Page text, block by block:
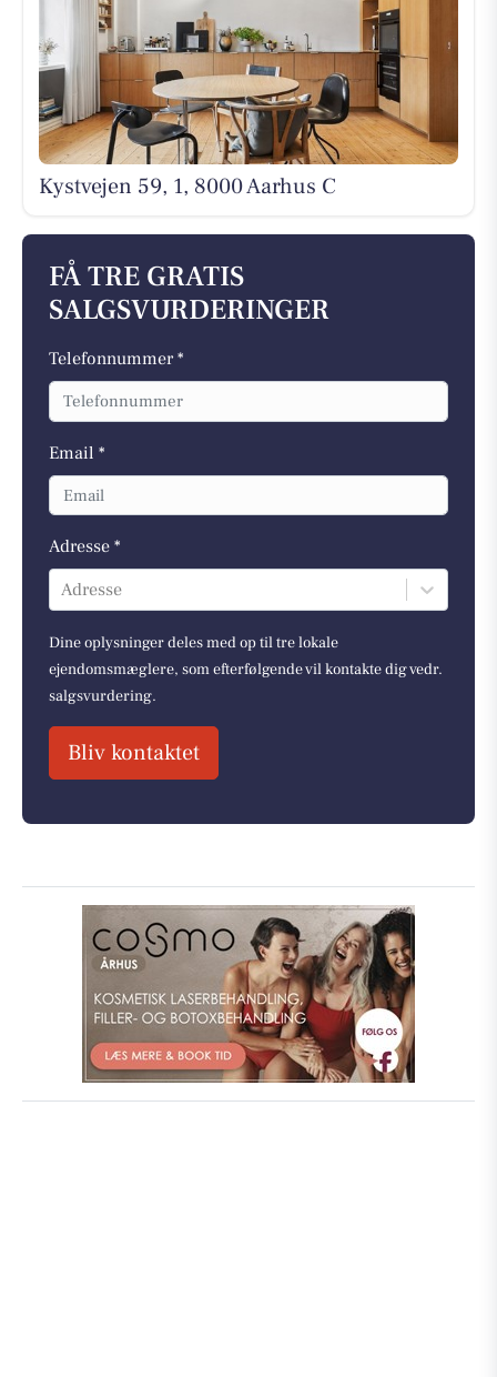
Kystvejen 59, 1, 8000 Aarhus C
FÅ TRE GRATIS
SALGSVURDERINGER
Telefonnummer *
Email *
Adresse *
Adresse
Dine oplysninger deles med op til tre lokale
ejendomsmæglere, som efterfølgende vil kontakte dig vedr.
salgsvurdering.
Bliv kontaktet